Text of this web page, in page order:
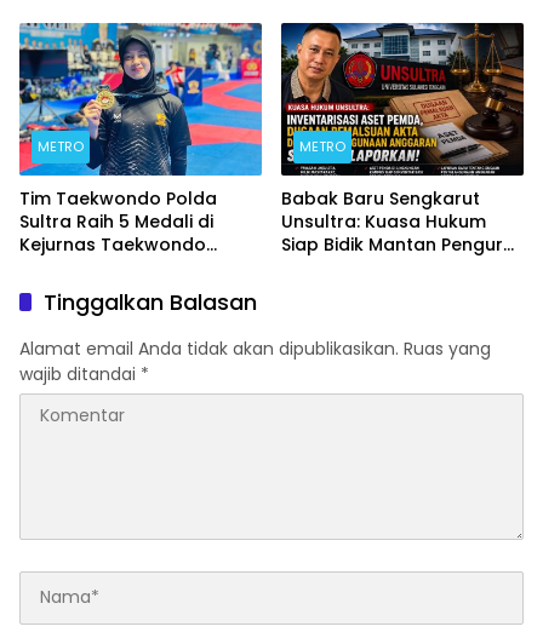
Kemajuan Daerah
METRO
Tim Taekwondo Polda
Sultra Raih 5 Medali di
Kejurnas Taekwondo
METRO
Babak Baru Sengkarut
Unsultra: Kuasa Hukum
Siap Bidik Mantan Pengurus
Tinggalkan Balasan
Alamat email Anda tidak akan dipublikasikan. Ruas yang
wajib ditandai *